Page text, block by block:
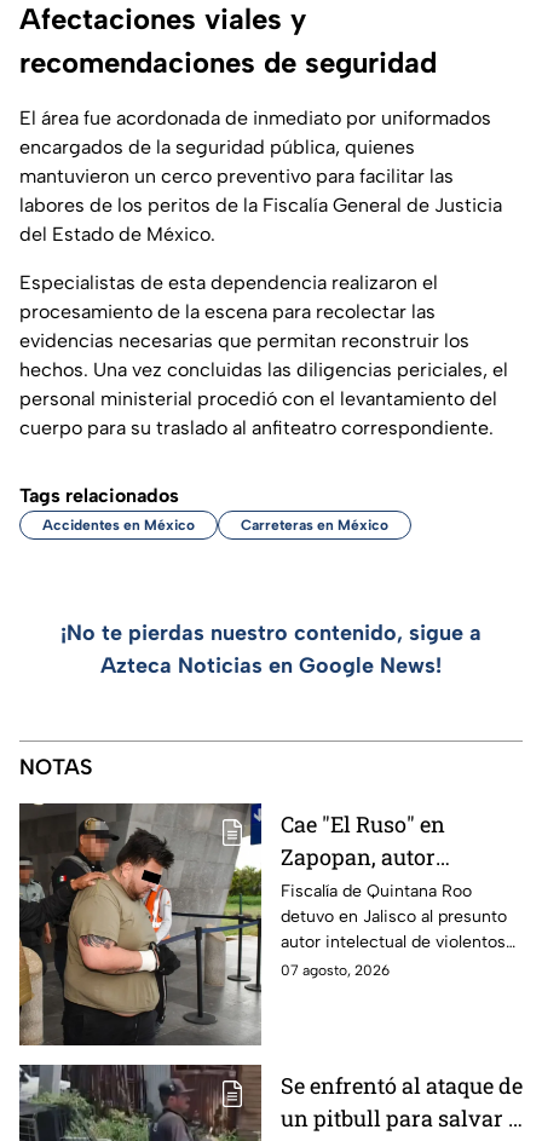
Afectaciones viales y
recomendaciones de seguridad
El área fue acordonada de inmediato por uniformados
encargados de la seguridad pública, quienes
mantuvieron un cerco preventivo para facilitar las
labores de los peritos de la Fiscalía General de Justicia
del Estado de México.
Especialistas de esta dependencia realizaron el
procesamiento de la escena para recolectar las
evidencias necesarias que permitan reconstruir los
hechos. Una vez concluidas las diligencias periciales, el
personal ministerial procedió con el levantamiento del
cuerpo para su traslado al anfiteatro correspondiente.
Tags relacionados
Accidentes en México Carreteras en México
¡No te pierdas nuestro contenido, sigue a
Azteca Noticias en Google News!
NOTAS
Cae "El Ruso" en
Zapopan, autor
intelectual de
homicidios que
aterrorizaban a
Quintana Roo
Fiscalía de Quintana Roo
detuvo en Jalisco al presunto
autor intelectual de violentos
ataques en fraccionamientos
07 agosto, 2026
Se enfrentó al ataque de
un pitbull para salvar a